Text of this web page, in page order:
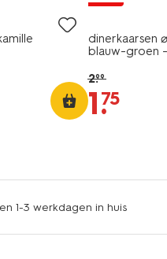
dinerkaarsen
blauw-groen
2.99
1.
75
1-3 werkdagen in huis